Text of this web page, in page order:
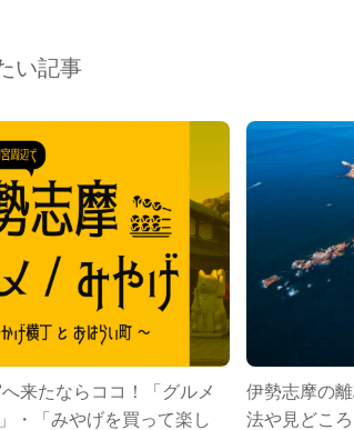
い記事
来たならココ！「グルメ
・「みやげを買って楽し
伊勢志摩の
法や見どこ